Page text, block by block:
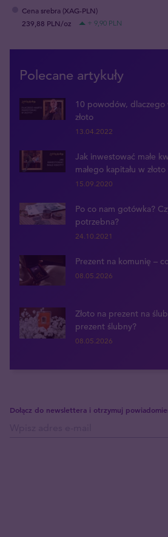
Cena srebra (XAG-PLN)
239,88 PLN/oz
+ 9,90 PLN
Polecane artykuły
10 powodów,
złoto
13.04.2022
Jak inwestować małe
małego kapitału w złoto
15.09.2020
Po co nam gotówka?
potrzebna?
24.10.2021
Prezent na komunię –
08.05.2026
Złoto na prezent na
prezent ślubny?
08.05.2026
Dołącz do newslettera i otrzymuj